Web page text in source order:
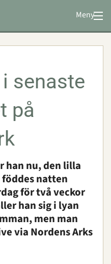
Meny
| Press
senaste
på
han nu, den lilla
natten
för två veckor
han sig i lyan
men man
via Nordens Arks